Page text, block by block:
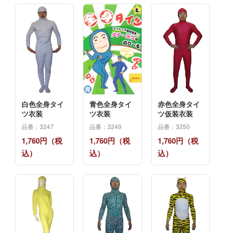
白色全身タイ
ツ衣装
品番：3247
1,760円（税
込）
青色全身タイ
ツ衣装
品番：3249
1,760円（税
込）
赤色全身タイ
ツ仮装衣装
品番：3250
1,760円（税
込）